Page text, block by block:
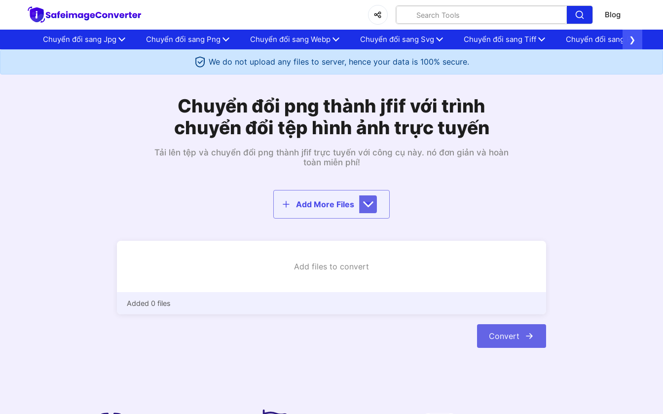
Blog
Chuyển đổi sang Jpg Chuyển đổi sang Png Chuyển đổi sang Webp Chuyển đổi sang Svg Chuyển đổi sang Tiff Chuyển đổi sang Psd
❯
We do not upload any files to server, hence your data is 100% secure.
Chuyển đổi png thành jfif với trình
chuyển đổi tệp hình ảnh trực tuyến
Tải lên tệp và chuyển đổi png thành jfif trực tuyến với công cụ này. nó đơn giản và hoàn
toàn miễn phí!
Add More Files
Add files to convert
Added 0 files
Convert